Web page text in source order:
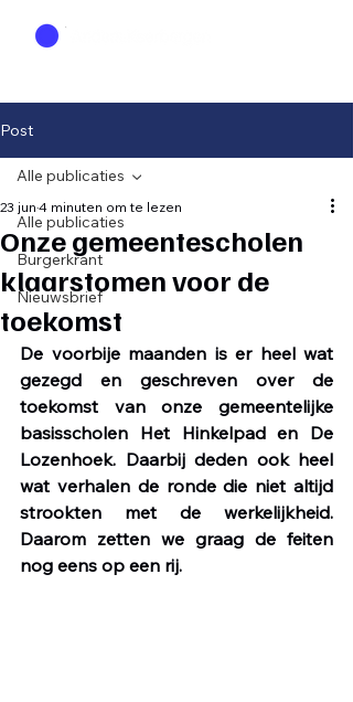
Post
Alle publicaties
Burgerkrant
Nieuwsbrief
Alle publicaties
Onze gemeentescholen
klaarstomen voor de
toekomst
23 jun 4 minuten om te lezen
De voorbije maanden is er heel wat
gezegd en geschreven over de
toekomst van onze gemeentelijke
basisscholen Het Hinkelpad en De
Lozenhoek. Daarbij deden ook heel
wat verhalen de ronde die niet altijd
strookten met de werkelijkheid.
Daarom zetten we graag de feiten
nog eens op een rij.